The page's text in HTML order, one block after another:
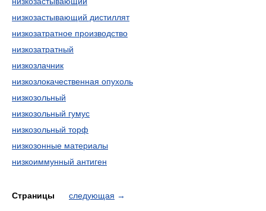
низкозастывающий дистиллят
низкозатратное производство
низкозатратный
низкозлачник
низкозлокачественная опухоль
низкозольный
низкозольный гумус
низкозольный торф
низкозонные материалы
низкоиммунный антиген
Страницы следующая →